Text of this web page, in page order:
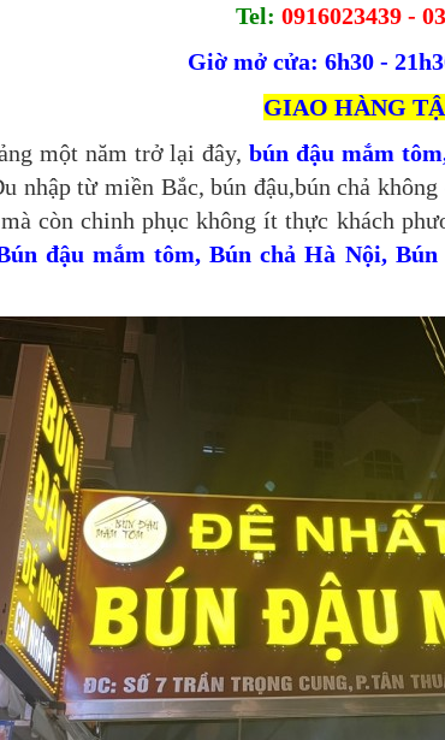
Tel: 0916023439 -
Giờ mở cửa: 6h30 -
GIAO HÀNG
một năm trở lại đây, bún đậu mắm
nhập từ miền Bắc, bún đậu,bún chả
còn chinh phục không ít thực khách
đậu mắm tôm, Bún chả Hà Nội, Bún